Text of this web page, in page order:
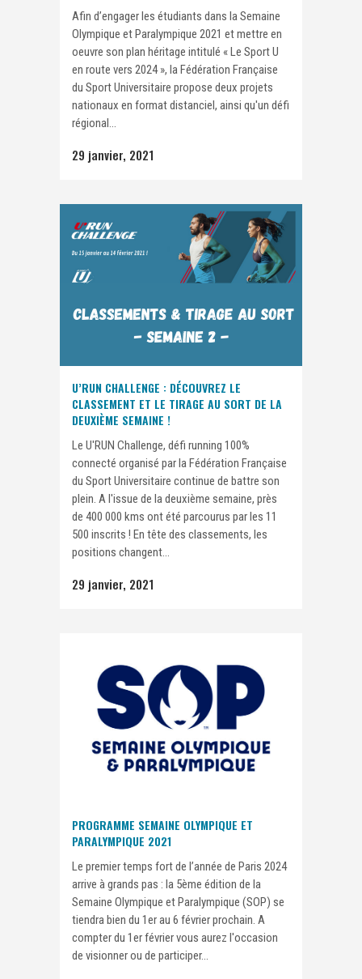
Afin d’engager les étudiants dans la Semaine
Olympique et Paralympique 2021 et mettre en
oeuvre son plan héritage intitulé « Le Sport U
en route vers 2024 », la Fédération Française
du Sport Universitaire propose deux projets
nationaux en format distanciel, ainsi qu'un défi
régional...
29 janvier, 2021
U’RUN CHALLENGE : DÉCOUVREZ LE
CLASSEMENT ET LE TIRAGE AU SORT DE LA
DEUXIÈME SEMAINE !
Le U'RUN Challenge, défi running 100%
connecté organisé par la Fédération Française
du Sport Universitaire continue de battre son
plein. A l'issue de la deuxième semaine, près
de 400 000 kms ont été parcourus par les 11
500 inscrits ! En tête des classements, les
positions changent...
29 janvier, 2021
PROGRAMME SEMAINE OLYMPIQUE ET
PARALYMPIQUE 2021
Le premier temps fort de l’année de Paris 2024
arrive à grands pas : la 5ème édition de la
Semaine Olympique et Paralympique (SOP) se
tiendra bien du 1er au 6 février prochain. A
compter du 1er février vous aurez l'occasion
de visionner ou de participer...